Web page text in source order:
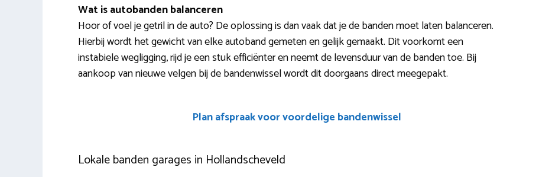
Wat is autobanden balanceren
Hoor of voel je getril in de auto? De oplossing is dan vaak dat je de banden moet laten balanceren.
Hierbij wordt het gewicht van elke autoband gemeten en gelijk gemaakt. Dit voorkomt een
instabiele wegligging, rijd je een stuk efficiënter en neemt de levensduur van de banden toe. Bij
aankoop van nieuwe velgen bij de bandenwissel wordt dit doorgaans direct meegepakt.
Plan afspraak voor voordelige bandenwissel
Lokale banden garages in Hollandscheveld